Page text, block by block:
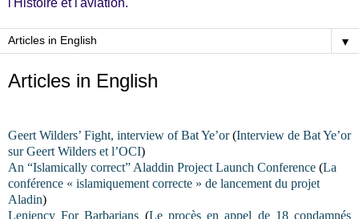
l'Histoire et l'aviation.
▼
Articles in English
Geert Wilders’ Fight, interview of Bat Ye’or(Interview de Bat Ye’or
sur Geert Wilders et l’OCI)
An “Islamically correct” Aladdin Project Launch Conference (La
conférence « islamiquement correcte » de lancement du projet
Aladin)
Leniency For Barbarians (Le procès en appel de 18 condamnés